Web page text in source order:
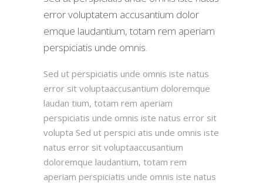
error voluptatem accusantium dolor
emque laudantium, totam rem aperiam
perspiciatis unde omnis.
Sed ut perspiciatis unde omnis iste natus
error sit voluptaaccusantium doloremque
laudan tium, totam rem aperiam
perspiciatis unde omnis iste natus error sit
volupta Sed ut perspici atis unde omnis iste
natus error sit voluptaaccusantium
doloremque laudantium, totam rem
aperiam perspiciatis unde omnis iste natus